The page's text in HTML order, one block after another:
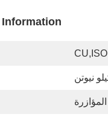
Information
CU,ISO
المؤازرة